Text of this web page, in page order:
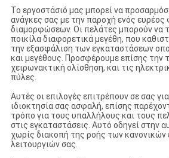
Το εργοστάσιό μας μπορεί να
ανάγκες σας με την παροχή ενός
διαμορφώσεων. Οι πελάτες μπορούν να
ποικίλα διαφορετικά μεγέθη, που
την εξασφάλιση των εγκαταστάσεων
και μεγέθους. Προσφέρουμε επίσης την
χειρωνακτική ολίσθηση, και τις
πύλες.
Αυτές οι επιλογές επιτρέπουν σε σας
ιδιοκτησία σας ασφαλή, επίσης
τρόπο για τους υπαλλήλους και τους
στις εγκαταστάσεις. Αυτό οδηγεί στην
χωρίς διακοπή της ροής των κανονικών
λειτουργιών σας.